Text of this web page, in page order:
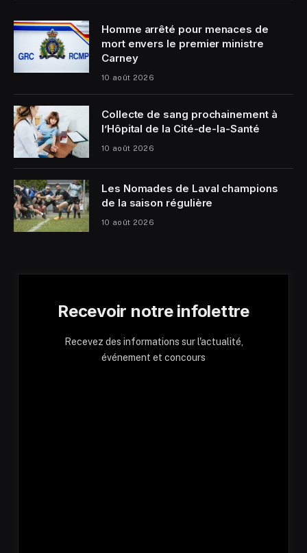
Homme arrêté pour menaces de
mort envers le premier ministre
Carney
10 août 2026
Collecte de sang prochainement à
l’Hôpital de la Cité-de-la-Santé
10 août 2026
Les Nomades de Laval champions
de la saison régulière
10 août 2026
Recevoir notre infolettre
Recevez des informations sur l'actualité,
événement et concours